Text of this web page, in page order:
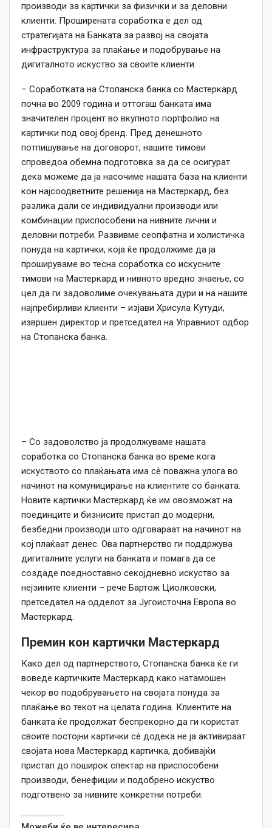
производи за картички за физички и за деловни
клиенти. Проширената соработка е дел од
стратегијата на Банката за развој на својата
инфраструктура за плаќање и подобрување на
дигиталното искуство за своите клиенти.
– Соработката на Стопанска банка со Мастеркард
почна во 2009 година и оттогаш банката има
значителен процент во вкупното портфолио на
картички под овој бренд. Пред денешното
потпишување на договорот, нашите тимови
спроведоа обемна подготовка за да се осигурат
дека можеме да ја насочиме нашата база на клиенти
кон најсоодветните решенија на Мастеркард, без
разлика дали се индивидуални производи или
комбинации приспособени на нивните лични и
деловни потреби. Развивме сеопфатна и холистичка
понуда на картички, која ќе продолжиме да ја
прошируваме во тесна соработка со искусните
тимови на Мастеркард и нивното вредно знаење, со
цел да ги задоволиме очекувањата дури и на нашите
најпребирливи клиенти – изјави Хрисула Кутуди,
извршен директор и претседател на Управниот одбор
на Стопанска банка.
– Со задоволство ја продолжуваме нашата
соработка со Стопанска банка во време кога
искуството со плаќањата има сè поважна улога во
начинот на комуницирање на клиентите со банката.
Новите картички Мастеркард ќе им овозможат на
поединците и бизнисите пристап до модерни,
безбедни производи што одговараат на начинот на
кој плаќаат денес. Ова партнерство ги поддржува
дигиталните услуги на банката и помага да се
создаде поедноставно секојдневно искуство за
нејзините клиенти – рече Бартож Циолковски,
претседател на одделот за Југоисточна Европа во
Мастеркард.
Премин кон картички Мастеркард
Како дел од партнерството, Стопанска банка ќе ги
воведе картичките Мастеркард како натамошен
чекор во подобрувањето на својата понуда за
плаќање во текот на целата година. Клиентите на
банката ќе продолжат беспрекорно да ги користат
своите постојни картички сè додека не ја активираат
својата нова Мастеркард картичка, добивајќи
пристап до поширок спектар на приспособени
производи, бенефиции и подобрено искуство
подготвено за нивните конкретни потреби.